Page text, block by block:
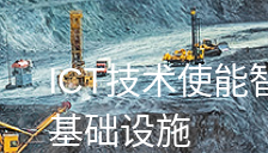
ICT技术使能
基础设施